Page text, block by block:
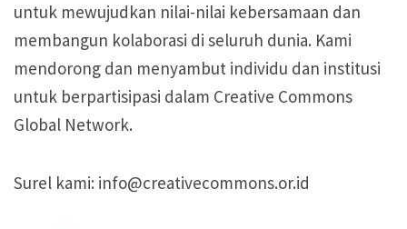
Lisensi CC
Landasan Hukum
Pertimbangan Penggunaan
Lisensi CC
Landasan Hukum
Pertimbangan Penggunaan
untuk mewujudkan nilai-nilai kebersamaan dan
membangun kolaborasi di seluruh dunia. Kami
mendorong dan menyambut individu dan institusi
untuk berpartisipasi dalam Creative Commons
Global Network.
Surel kami: info@creativecommons.or.id